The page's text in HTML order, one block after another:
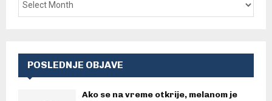
POSLEDNJE OBJAVE
Ako se na vreme otkrije, melanom je